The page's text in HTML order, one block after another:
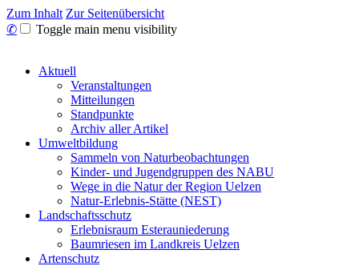
Zum Inhalt Zur Seitenübersicht
✆
Toggle main menu visibility
Aktuell
Veranstaltungen
Mitteilungen
Standpunkte
Archiv aller Artikel
Umweltbildung
Sammeln von Naturbeobachtungen
Kinder- und Jugendgruppen des NABU
Wege in die Natur der Region Uelzen
Natur-Erlebnis-Stätte (NEST)
Landschaftsschutz
Erlebnisraum Esterauniederung
Baumriesen im Landkreis Uelzen
Artenschutz